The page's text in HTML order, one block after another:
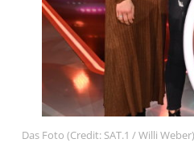
Das Foto (Credit: SAT.1 / Willi